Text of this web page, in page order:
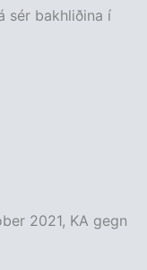
sér bakhliðina í
2021, KA gegn